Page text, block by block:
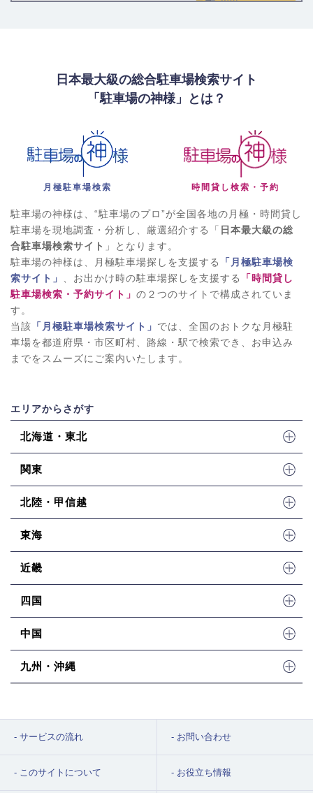
日本最大級の総合駐車場検索サイト
「駐車場の神様」とは？
月極駐車場検索 時間貸し検索・予約
駐車場の神様は、“駐車場のプロ”が全国各地の月極・時間貸し
駐車場を現地調査・分析し、厳選紹介する「 日本最大級の総
合駐車場検索サイト 」となります。
駐車場の神様は、月極駐車場探しを支援する
「月極駐車場検
索サイト」
、お出かけ時の駐車場探しを支援する
「時間貸し
駐車場検索・予約サイト」 の２つのサイトで構成されていま
す。
当該 「月極駐車場検索サイト」 では、全国のおトクな月極駐
車場を都道府県・市区町村、路線・駅で検索でき、お申込み
までをスムーズにご案内いたします。
エリアからさがす
北海道・東北
関東
北陸・甲信越
東海
近畿
四国
中国
九州・沖縄
サービスの流れ お問い合わせ
このサイトについて お役立ち情報